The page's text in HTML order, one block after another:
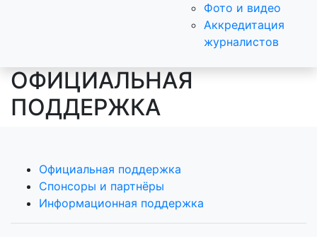
Фото и видео
Аккредитация
журналистов
ОФИЦИАЛЬНАЯ
ПОДДЕРЖКА
Официальная поддержка
Спонсоры и партнёры
Информационная поддержка